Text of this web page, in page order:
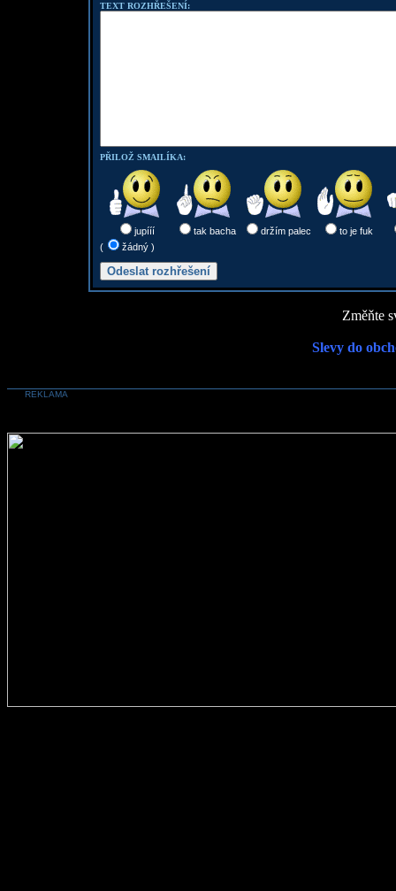
TEXT ROZHŘEŠENÍ:
PŘILOŽ SMAILÍKA:
jupííí tak bacha držím palec
to je fuk
(
žádný )
Změňte
Slevy do
REKLAMA